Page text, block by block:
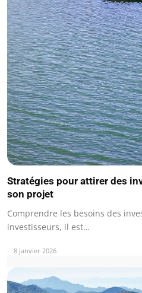
Stratégies pour attirer des
son projet
Comprendre les besoins des
investisseurs, il est…
8 janvier 2026